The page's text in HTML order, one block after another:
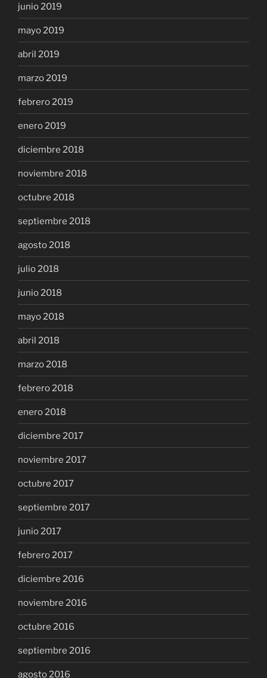
junio 2019
mayo 2019
abril 2019
marzo 2019
febrero 2019
enero 2019
diciembre 2018
noviembre 2018
octubre 2018
septiembre 2018
agosto 2018
julio 2018
junio 2018
mayo 2018
abril 2018
marzo 2018
febrero 2018
enero 2018
diciembre 2017
noviembre 2017
octubre 2017
septiembre 2017
junio 2017
febrero 2017
diciembre 2016
noviembre 2016
octubre 2016
septiembre 2016
agosto 2016